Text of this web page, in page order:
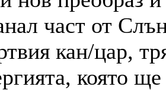
част от
кан/цар,
която